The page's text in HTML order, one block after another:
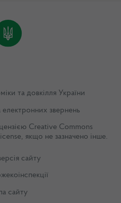
та довкілля України
звернень
Creative Commons
, якщо не зазначено інше.
сайту
сайту